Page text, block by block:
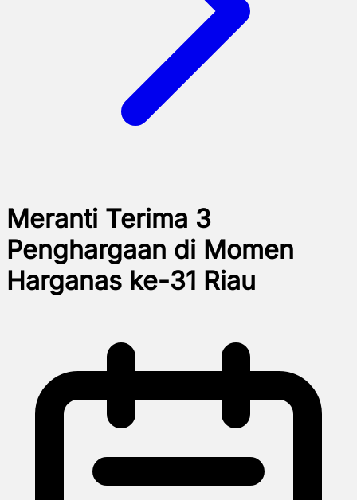
Meranti Terima 3
Penghargaan di Momen
Harganas ke-31 Riau